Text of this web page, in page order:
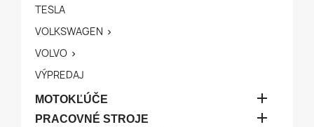
TESLA
VOLKSWAGEN 
VOLVO 
VÝPREDAJ
MOTOKĽÚČE 
PRACOVNÉ STROJE 